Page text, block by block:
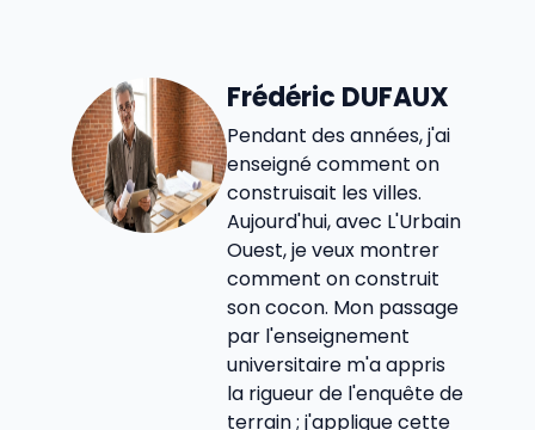
Frédéric DUFAUX
Pendant des années, j'ai
enseigné comment on
construisait les villes.
Aujourd'hui, avec L'Urbain
Ouest, je veux montrer
comment on construit
son cocon. Mon passage
par l'enseignement
universitaire m'a appris
la rigueur de l'enquête de
terrain ; j'applique cette